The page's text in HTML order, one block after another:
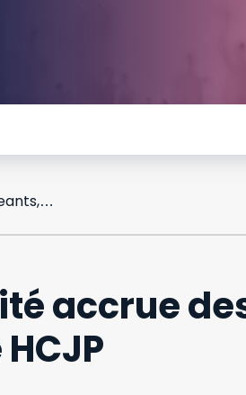
La CSRD n'entraîne pas de responsabilité accrue des sociétés et de leurs dirigeants, selon le HCJP
accrue